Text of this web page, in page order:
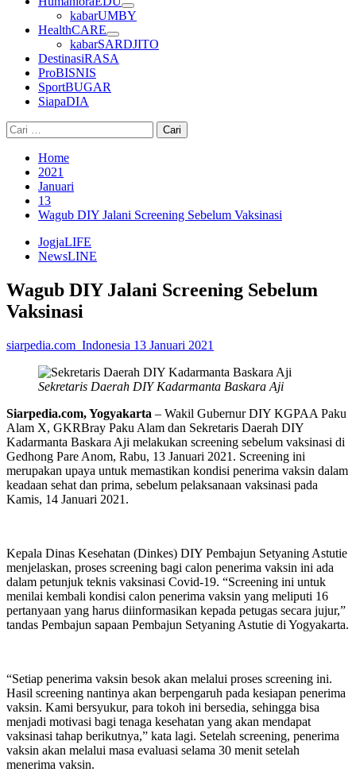
kabarUMBY
HealthCARE
kabarSARDJITO
DestinasiRASA
ProBISNIS
SportBUGAR
SiapaDIA
Cari
untuk:
Home
2021
Januari
13
Wagub DIY Jalani Screening Sebelum Vaksinasi
JogjaLIFE
NewsLINE
Wagub DIY Jalani Screening Sebelum
Vaksinasi
siarpedia.com_Indonesia 13 Januari 2021
Sekretaris Daerah DIY Kadarmanta Baskara Aji
Siarpedia.com, Yogyakarta – Wakil Gubernur DIY KGPAA Paku
Alam X, GKRBray Paku Alam dan Sekretaris Daerah DIY
Kadarmanta Baskara Aji melakukan screening sebelum vaksinasi di
Gedhong Pare Anom, Rabu, 13 Januari 2021. Screening ini
merupakan upaya untuk memastikan kondisi penerima vaksin dalam
keadaan sehat dan prima, sebelum pelaksanaan vaksinasi pada
Kamis, 14 Januari 2021.
Kepala Dinas Kesehatan (Dinkes) DIY Pembajun Setyaning Astutie
menjelaskan, proses screening bagi calon penerima vaksin ini ada
dalam petunjuk teknis vaksinasi Covid-19. “Screening ini untuk
menilai kembali kondisi calon penerima vaksin yang meliputi 16
pertanyaan yang harus diinformasikan kepada petugas secara jujur,”
tandas Pembajun sapaan Pembajun Setyaning Astutie di Yogyakarta.
“Setiap penerima vaksin besok akan melalui proses screening ini.
Hasil screening nantinya akan berpengaruh pada kesiapan penerima
vaksin. Kami bersyukur, para tokoh ini bersedia, sehingga bisa
menjadi motivasi bagi tenaga kesehatan yang akan mendapat
vaksinasi tahap berikutnya,” kata lagi. Setelah screening, penerima
vaksin akan melalui masa evaluasi selama 30 menit setelah
menerima vaksin.